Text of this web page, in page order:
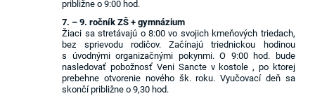
približne o 9:00 hod.
7. – 9. ročník ZŠ + gymnázium
Žiaci sa stretávajú o 8:00 vo svojich kmeňových triedach,
bez sprievodu rodičov. Začínajú triednickou hodinou
s úvodnými organizačnými pokynmi. O 9:00 hod. bude
nasledovať pobožnosť Veni Sancte v kostole , po ktorej
prebehne otvorenie nového šk. roku. Vyučovací deň sa
skončí približne o 9,30 hod.